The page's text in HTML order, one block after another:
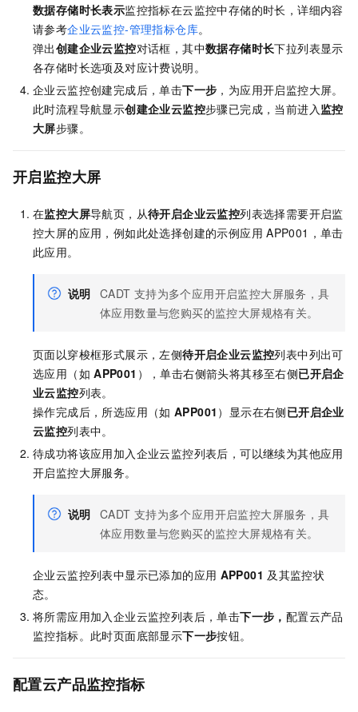
数据存储时长表示监控指标在云监控中存储的时长，详细内容
请参考企业云监控-管理指标仓库。
弹出创建企业云监控对话框，其中数据存储时长下拉列表显示
各存储时长选项及对应计费说明。
企业云监控创建完成后，单击下一步 ，为应用开启监控大屏。
此时流程导航显示创建企业云监控步骤已完成，当前进入监控
大屏步骤。
开启监控大屏
在监控大屏导航页，从待开启企业云监控列表选择需要开启监
控大屏的应用，例如此处选择创建的示例应用 APP001，单击
此应用。
说明 CADT 支持为多个应用开启监控大屏服务，具
体应用数量与您购买的监控大屏规格有关。
页面以穿梭框形式展示，左侧待开启企业云监控列表中列出可
选应用（如 APP001 ），单击右侧箭头将其移至右侧已开启企
业云监控列表。
操作完成后，所选应用（如 APP001 ）显示在右侧已开启企业
云监控列表中。
待成功将该应用加入企业云监控列表后，可以继续为其他应用
开启监控大屏服务。
说明 CADT 支持为多个应用开启监控大屏服务，具
体应用数量与您购买的监控大屏规格有关。
企业云监控列表中显示已添加的应用 APP001 及其监控状
态。
将所需应用加入企业云监控列表后，单击下一步， 配置云产品
监控指标。此时页面底部显示下一步按钮。
配置云产品监控指标